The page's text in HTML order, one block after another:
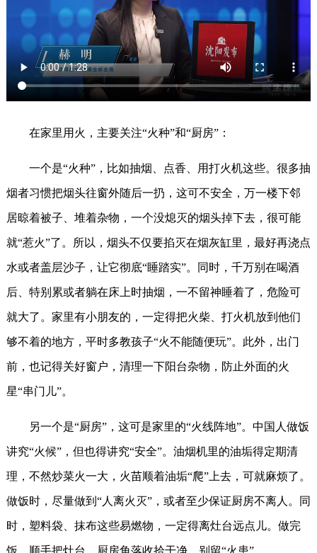
在家里用火，主要关注“火种”和“厨房”：
一个是“火种”，比如抽烟、点香、用打火机这些。很多抽
烟者习惯把烟头往窗外随后一扔，这可不安全，万一楼下邻
居晾着被子、堆着杂物，一个没熄灭的烟头掉下去，很可能
就“惹火”了。所以，烟头不仅要掐灭在烟灰缸里，最好再浇点
水或者盖层沙子，让它彻底“睡踏实”。同时，千万别在喝酒
后、特别累或者躺在床上时抽烟，一不留神睡着了，危险可
就大了。家里有小朋友的，一定得把火柴、打火机放到他们
够不着的地方，平时多教孩子“火不能随便玩”。此外，出门
前，也记得关好窗户，清理一下阳台杂物，防止外面的火
星“串门儿”。
另一个是“厨房”，这可是家里的“火线阵地”。中国人做饭
讲究“火候”，但也得讲究“安全”。油烟机里的油垢得定期清
理，不然炒菜火一大，火苗顺着油垢“爬”上去，可就麻烦了。
做饭时，尽量做到“人离火灭”，或者至少保证厨房不离人。同
时，塑料袋、抹布这些易燃物，一定得离灶台远点儿。做完
饭，顺手把灶台、厨房角落收拾干净，别留“火患”。